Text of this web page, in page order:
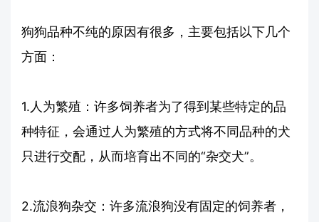
狗狗品种不纯的原因有很多，主要包括以下几个
方面：
1.人为繁殖：许多饲养者为了得到某些特定的品
种特征，会通过人为繁殖的方式将不同品种的犬
只进行交配，从而培育出不同的“杂交犬”。
2.流浪狗杂交：许多流浪狗没有固定的饲养者，